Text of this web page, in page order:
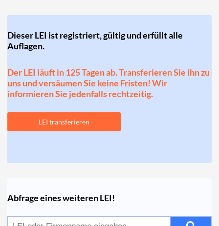
Dieser LEI ist registriert, gültig und erfüllt alle
Auflagen.
Der LEI läuft in 125 Tagen ab. Transferieren Sie ihn zu
uns und versäumen Sie keine Fristen! Wir
informieren Sie jedenfalls rechtzeitig.
LEI transferieren
Abfrage eines weiteren LEI!